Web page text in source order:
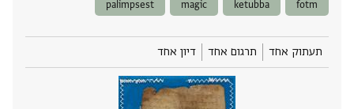
fotm
ketubba
magic
palimpsest
תעתוק אחד תרגום אחד דיון אחד